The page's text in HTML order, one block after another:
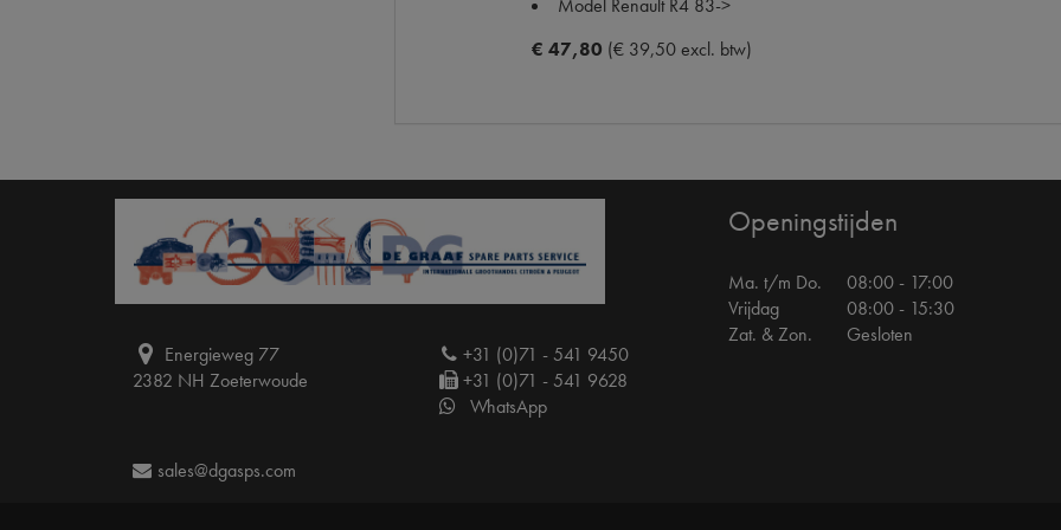
Model Renault R4 83->
€ 47,80 (€ 39,50 excl. btw)
Energieweg 77
2382 NH Zoeterwoude
+31 (0)71 - 541 9450
+31 (0)71 - 541 9628
WhatsApp
sales@dgasps.com
Openingstijden
Ma. t/m Do.
08:00 - 17:00
Vrijdag
08:00 - 15:30
Zat. & Zon.
Gesloten